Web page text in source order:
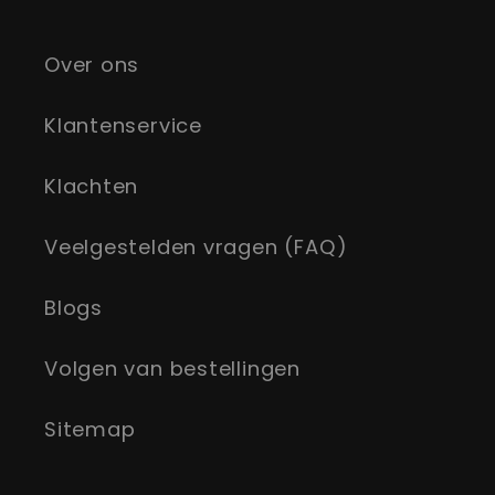
Over ons
Klantenservice
Klachten
Veelgestelden vragen (FAQ)
Blogs
Volgen van bestellingen
Sitemap